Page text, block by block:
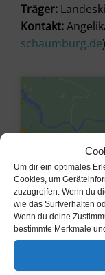
Um dir ein optimales
Cookies, um
zuzugreifen. Wenn du
wie das Surfverhalten
Wenn du deine
bestimmte Merkmale
Träger:
Kontakt:
schaumburg.de)
Klicke